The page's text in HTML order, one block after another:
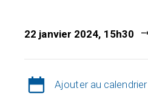
22 janvier 2024, 15h30
Ajouter au calendrier